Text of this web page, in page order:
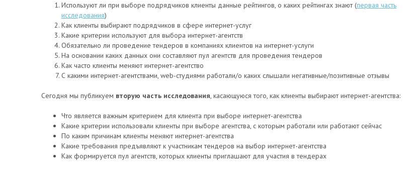
Используют ли при выборе подрядчиков клиенты данные рейтингов, о каких рейтингах знают (первая часть
исследования)
Как клиенты выбирают подрядчиков в сфере интернет-услуг
Какие критерии используют для выбора интернет-агентств
Обязательно ли проведение тендеров в компаниях клиентов на интернет-услуги
На основании каких данных они составляют пул агентств для проведения тендеров
Как часто клиенты меняют интернет-агентство
С какими интернет-агентствами, web-студиями работали/о каких слышали негативные/позитивные отзывы
Сегодня мы публикуем вторую часть исследования, касающуюся того, как клиенты выбирают интернет-агентства:
Что является важным критерием для клиента при выборе интернет-агентства
Какие критерии использовали клиенты при выборе агентства, с которым работали или работают сейчас
По каким причинам клиенты меняют интернет-агентства
Какие требования предъявляют к участникам тендеров на выбор интернет-агентства
Как формируется пул агентств, которых клиенты приглашают для участия в тендерах